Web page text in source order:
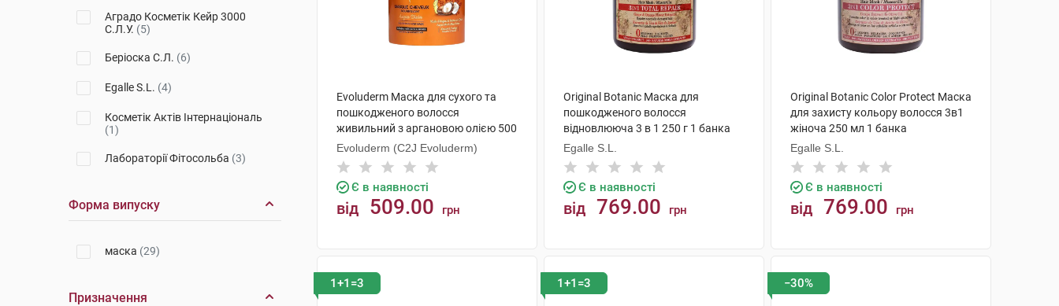
Аградо Косметік Кейр 3000
С.Л.У. (5)
Беріоска С.Л. (6)
Egalle S.L. (4)
Косметік Актів Інтернаціональ
(1)
Лабораторії Фітосольба (3)
Форма випуску
маска (29)
Призначення
Evoluderm Маска для сухого та
пошкодженого волосся
живильний з аргановою олією 500
мл 1 банка
Evoluderm (C2J Evoluderm)
Є в наявності
від 509.00 грн
Original Botanic Маска для
пошкодженого волосся
відновлююча 3 в 1 250 г 1 банка
Egalle S.L.
Є в наявності
від 769.00 грн
Original Botanic Color Protect Маска
для захисту кольору волосся 3в1
жіноча 250 мл 1 банка
Egalle S.L.
Є в наявності
від 769.00 грн
1+1=3 1+1=3 −30%